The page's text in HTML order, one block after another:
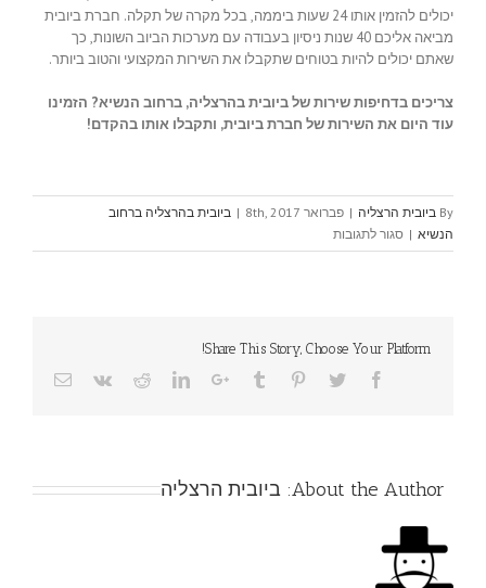
יכולים להזמין אותו 24 שעות ביממה, בכל מקרה של תקלה. חברת ביובית
מביאה אליכם 40 שנות ניסיון בעבודה עם מערכות הביוב השונות, כך
שאתם יכולים להיות בטוחים שתקבלו את השירות המקצועי והטוב ביותר.
צריכים בדחיפות שירות של ביובית בהרצליה, ברחוב הנשיא? הזמינו
עוד היום את השירות של חברת ביובית, ותקבלו אותו בהקדם!
By ביובית הרצליה | פברואר 8th, 2017 | ביובית בהרצליה ברחוב
הנשיא | סגור לתגובותעל
ביובית
Share This Story, Choose Your Platform!
About the Author: ביובית הרצליה